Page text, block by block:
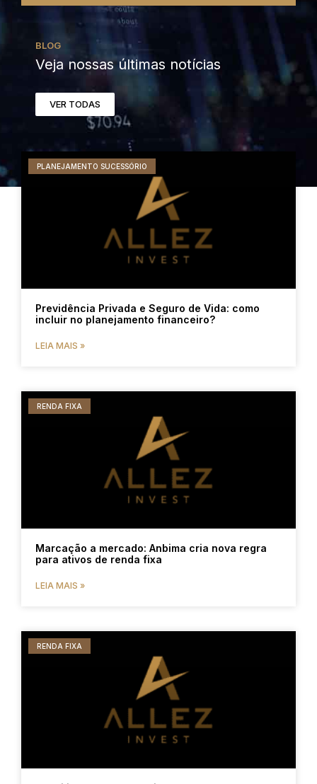
BLOG
Veja nossas últimas notícias
VER TODAS
PLANEJAMENTO SUCESSÓRIO
Previdência Privada e Seguro de Vida: como
incluir no planejamento financeiro?
LEIA MAIS »
RENDA FIXA
Marcação a mercado: Anbima cria nova regra
para ativos de renda fixa
LEIA MAIS »
RENDA FIXA